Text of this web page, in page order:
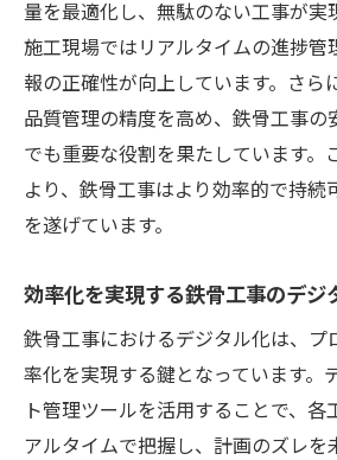
量を最適化し、無駄のない工事が実
施工現場ではリアルタイムの進捗管
報の正確性が向上しています。さら
品質管理の精度を高め、鉄骨工事の
でも重要な役割を果たしています。
より、鉄骨工事はより効率的で持続
を遂げています。
効率化を実現する鉄骨工事のデジ
鉄骨工事におけるデジタル化は、プ
率化を実現する鍵となっています。
ト管理ツールを活用することで、各
アルタイムで把握し、計画のズレを